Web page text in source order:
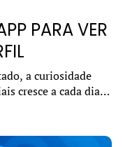
PARA VER
a curiosidade
cresce a cada dia.
app para ver quem